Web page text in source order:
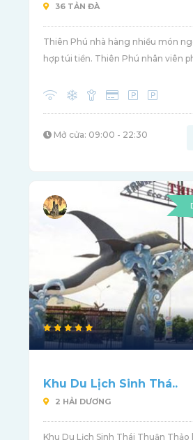
36 TẢN ĐÀ
Thiên Phú nhà hàng nhiều món
hợp túi tiền. Thiên Phú nhân viên
Mở cửa: 09:00 - 22:30
Khu Du Lịch Sinh Thá..
2 HẢI DƯƠNG
Khu Du Lịch Sinh Thái Thuận Thảo